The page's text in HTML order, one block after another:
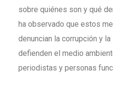
sobre quiénes son y qué
ha observado que estos
denuncian la corrupción y
defienden el medio
periodistas y personas